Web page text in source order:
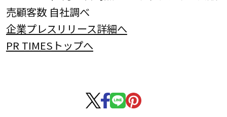
売顧客数 自社調べ
企業プレスリリース詳細へ
PR TIMESトップへ